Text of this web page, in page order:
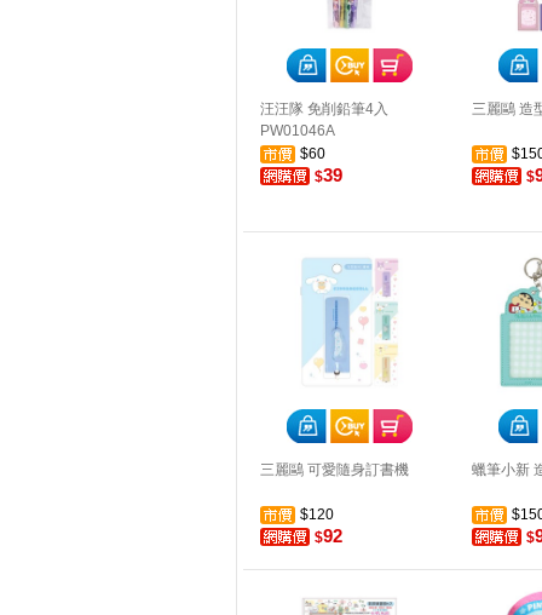
汪汪隊 免削鉛筆4入
PW01046A
$60
$39
三麗鷗 造
$
三麗鷗 可愛隨身訂書機
$120
$92
蠟筆小新
$